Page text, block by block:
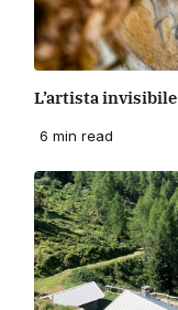
L’artista invisibile
6 min read